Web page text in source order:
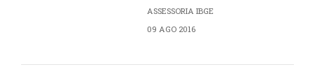
ASSESSORIA IBGE
09 AGO 2016